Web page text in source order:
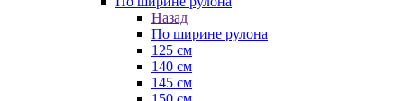
Назад
По ширине рулона
125 см
140 см
145 см